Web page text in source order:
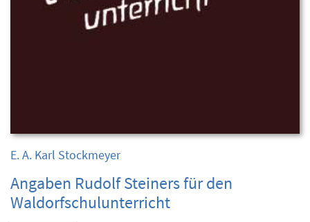
E. A. Karl Stockmeyer
Angaben Rudolf Steiners für den
Waldorfschulunterricht